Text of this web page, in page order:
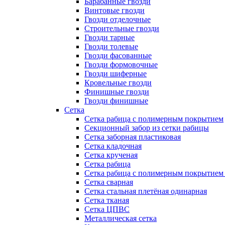
Винтовые гвозди
Гвозди отделочные
Строительные гвозди
Гвозди тарные
Гвозди толевые
Гвозди фасованные
Гвозди формовочные
Гвозди шиферные
Кровельные гвозди
Финишные гвозди
Гвозди финишные
Сетка
Сетка рабица с полимерным покрытием
Секционный забор из сетки рабицы
Сетка заборная пластиковая
Сетка кладочная
Сетка крученая
Сетка рабица
Сетка рабица с полимерным покрытием
Сетка сварная
Сетка стальная плетёная одинарная
Сетка тканая
Сетка ЦПВС
Металлическая сетка